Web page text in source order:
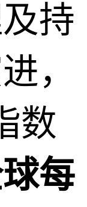
持
，
数
每